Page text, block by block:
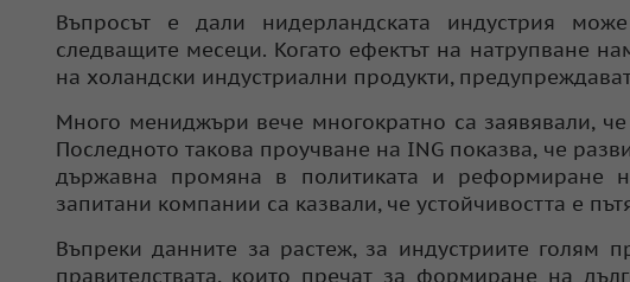
Въпросът е дали нидерландската индустрия
следващите месеци. Когато ефектът на натрупване
на холандски индустриални продукти,
Много мениджъри вече многократно са заявявали,
Последното такова проучване на ING показва, че
държавна промяна в политиката и реформиране
запитани компании са казвали, че устойчивостта е
Въпреки данните за растеж, за индустриите голям
правителствата, които пречат за формиране на